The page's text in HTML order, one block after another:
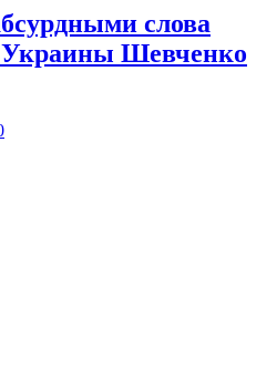
слова
Украины Шевченко